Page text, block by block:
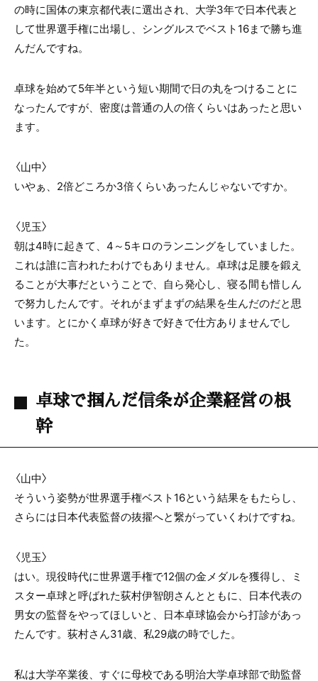
の時に国体の東京都代表に選出され、大学3年で日本代表と
して世界選手権に出場し、シングルスでベスト16まで勝ち進
んだんですね。
卓球を始めて5年半という短い期間で日の丸をつけることに
なったんですが、密度は普通の人の倍くらいはあったと思い
ます。
〈山中〉
いやぁ、2倍どころか3倍くらいあったんじゃないですか。
〈児玉〉
朝は4時に起きて、4～5キロのランニングをしていました。
これは誰に言われたわけでもありません。卓球は足腰を鍛え
ることが大事だということで、自ら発心し、寝る間も惜しん
で努力したんです。それがまずまずの結果を生んだのだと思
います。とにかく卓球が好きで好きで仕方ありませんでし
た。
卓球で掴んだ信条が企業経営の根
幹
〈山中〉
そういう姿勢が世界選手権ベスト16という結果をもたらし、
さらには日本代表監督の抜擢へと繋がっていくわけですね。
〈児玉〉
はい。現役時代に世界選手権で12個の金メダルを獲得し、ミ
スター卓球と呼ばれた荻村伊智朗さんとともに、日本代表の
男女の監督をやってほしいと、日本卓球協会から打診があっ
たんです。荻村さん31歳、私29歳の時でした。
私は大学卒業後、すぐに母校である明治大学卓球部で助監督